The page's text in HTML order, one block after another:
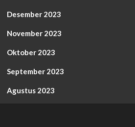
Desember 2023
November 2023
Oktober 2023
September 2023
Agustus 2023